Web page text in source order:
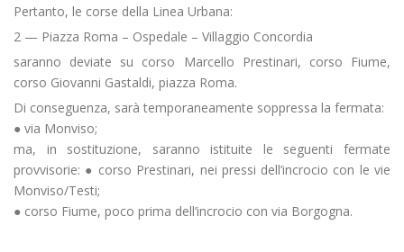
Pertanto, le corse della Linea Urbana:
2 — Piazza Roma – Ospedale – Villaggio Concordia
saranno deviate su corso Marcello Prestinari, corso Fiume,
corso Giovanni Gastaldi, piazza Roma.
Di conseguenza, sarà temporaneamente soppressa la fermata:
● via Monviso;
ma, in sostituzione, saranno istituite le seguenti fermate
provvisorie: ● corso Prestinari, nei pressi dell’incrocio con le vie
Monviso/Testi;
● corso Fiume, poco prima dell’incrocio con via Borgogna.